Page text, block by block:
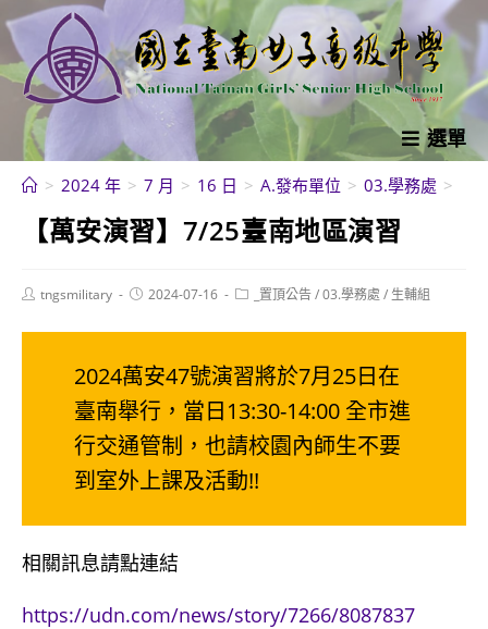
跳
轉
至
內
選單
> 2024 年 > 7 月 > 16 日 > A.發布單位 > 03.學務處 >
【萬安演習】7/25臺南地區演習
Posttngsmilitary
Post2024-07-16
Post _置頂公告/03.學務處 / 生輔組
2024萬安47號演習將於7月25日在
臺南舉行，當日13:30-14:00 全市進
行交通管制，也請校園內師生不要
到室外上課及活動!!
相關訊息請點連結
https://udn.com/news/story/7266/8087837